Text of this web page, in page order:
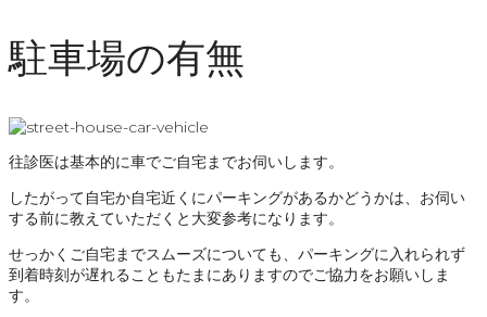
駐車場の有無
往診医は基本的に車でご自宅までお伺いします。
したがって自宅か自宅近くにパーキングがあるかどうかは、お伺い
する前に教えていただくと大変参考になります。
せっかくご自宅までスムーズについても、パーキングに入れられず
到着時刻が遅れることもたまにありますのでご協力をお願いしま
す。